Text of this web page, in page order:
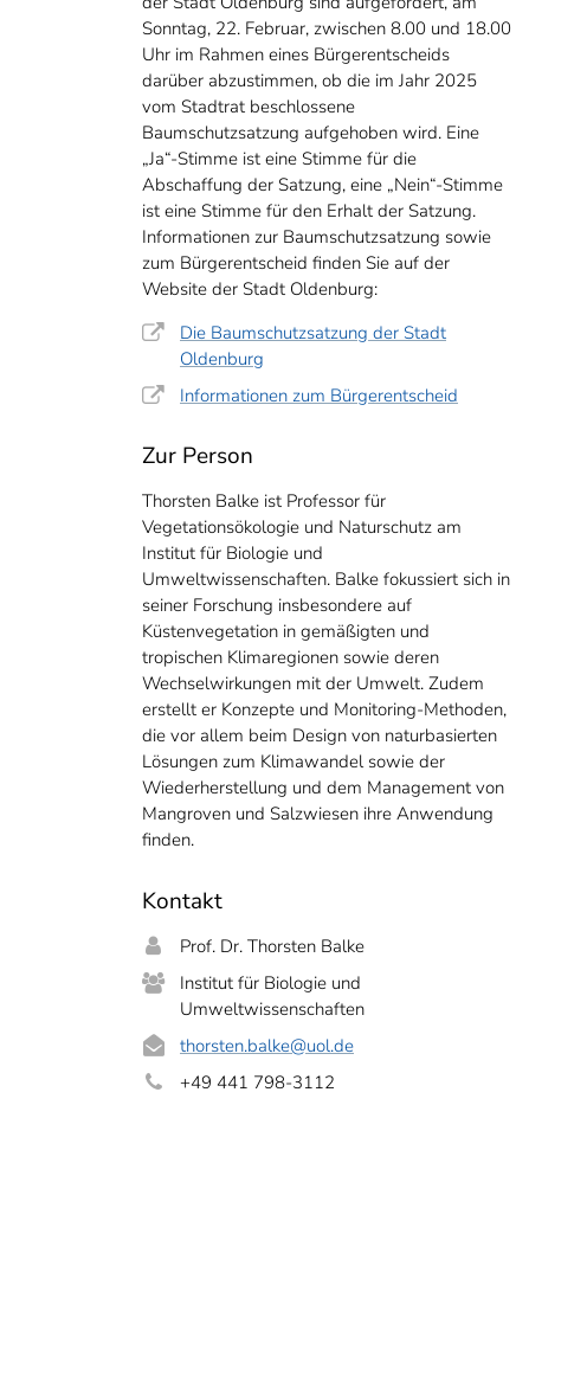
Sonntag, 22. Februar, zwischen 8.00 und 18.00
Uhr im Rahmen eines Bürgerentscheids
darüber abzustimmen, ob die im Jahr 2025
vom Stadtrat beschlossene
Baumschutzsatzung aufgehoben wird. Eine
„Ja“-Stimme ist eine Stimme für die
Abschaffung der Satzung, eine „Nein“-Stimme
ist eine Stimme für den Erhalt der Satzung.
Informationen zur Baumschutzsatzung sowie
zum Bürgerentscheid finden Sie auf der
Website der Stadt Oldenburg:
Die Baumschutzsatzung der Stadt
Oldenburg
Informationen zum Bürgerentscheid
Zur Person
Thorsten Balke ist Professor für
Vegetationsökologie und Naturschutz am
Institut für Biologie und
Umweltwissenschaften. Balke fokussiert sich in
seiner Forschung insbesondere auf
Küstenvegetation in gemäßigten und
tropischen Klimaregionen sowie deren
Wechselwirkungen mit der Umwelt. Zudem
erstellt er Konzepte und Monitoring-Methoden,
die vor allem beim Design von naturbasierten
Lösungen zum Klimawandel sowie der
Wiederherstellung und dem Management von
Mangroven und Salzwiesen ihre Anwendung
finden.
Kontakt
Prof. Dr. Thorsten Balke
Institut für Biologie und
Umweltwissenschaften
thorsten.balke@uol.de
+49 441 798-3112
arbeitet unter anderem zu Konzepten und Monitoring-Methoden zu naturbasierten
Klimawandel. Der Küstenexperte erforscht zudem, wie sich wiederhergestellte
nutzen lassen, Folgen des Klimawandels abzufedern.